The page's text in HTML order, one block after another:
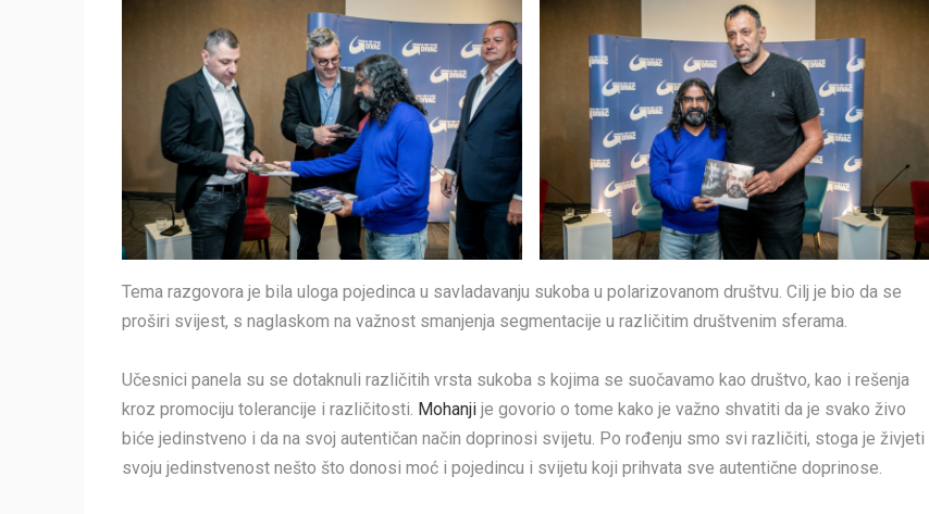
Tema razgovora je bila uloga pojedinca u savladavanju sukoba u polarizovanom društvu. Cilj je bio da se
proširi svijest, s naglaskom na važnost smanjenja segmentacije u različitim društvenim sferama.
Učesnici panela su se dotaknuli različitih vrsta sukoba s kojima se suočavamo kao društvo, kao i rešenja
kroz promociju tolerancije i različitosti. Mohanji je govorio o tome kako je važno shvatiti da je svako živo
biće jedinstveno i da na svoj autentičan način doprinosi svijetu. Po rođenju smo svi različiti, stoga je živjeti
svoju jedinstvenost nešto što donosi moć i pojedincu i svijetu koji prihvata sve autentične doprinose.